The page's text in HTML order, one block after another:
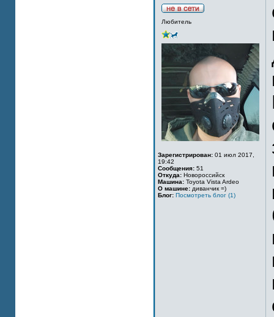
Любитель
Зарегистрирован: 01 июл 2017,
19:42
Сообщения: 51
Откуда: Новороссийск
Машина: Toyota Vista Ardeo
О машине: диванчик =)
Блог: Посмотреть блог (1)